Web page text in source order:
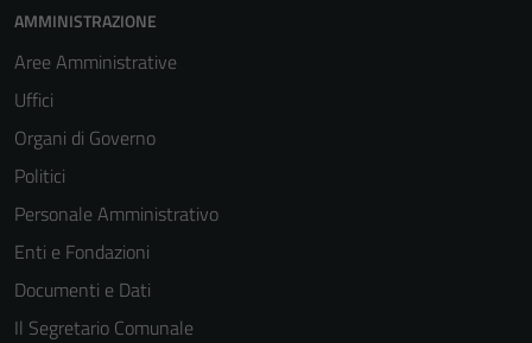
AMMINISTRAZIONE
Aree Amministrative
Uffici
Organi di Governo
Politici
Personale Amministrativo
Enti e Fondazioni
Documenti e Dati
Il Segretario Comunale